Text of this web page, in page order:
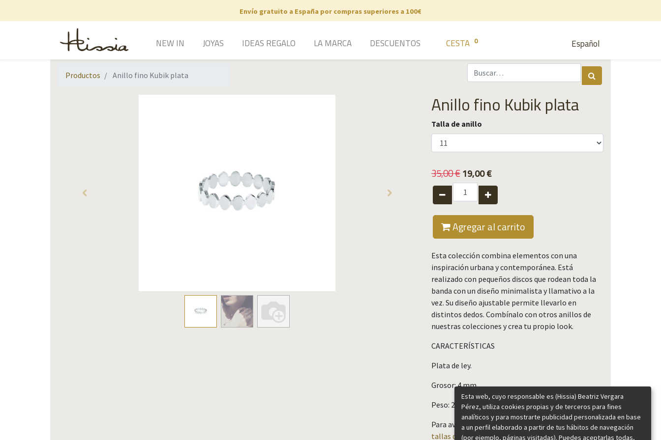
Envío gratuito a España por compras superiores a 100€
Español
NEW IN JOYAS IDEAS REGALO LA MARCA DESCUENTOS CESTA 0
Productos Anillo fino Kubik plata
Anillo fino Kubik plata
Talla de anillo
35,00€19,00€
Agregar al carrito
Esta colección combina elementos con una
inspiración urbana y contemporánea. Está
realizado con pequeños discos que rodean toda la
banda con un diseño minimalista y llamativo a la
vez. Su diseño ajustable permite llevarlo en
distintos dedos. Combínalo con otros anillos de
nuestras colecciones y crea tu propio look.
CARACTERÍSTICAS
Plata de ley.
Grosor: 4 mm.
Peso: 2 gramos.
Para averiguar tu talla, consulta nuestra guía de
tallas de anillos.
Esta web, cuyo responsable es (Hissia) Beatriz Vergara
Pérez, utiliza cookies propias y de terceros para fines
analíticos y para mostrarte publicidad personalizada en base
a un perfil elaborado a partir de tus hábitos de navegación
(por ejemplo, páginas visitadas). Puedes aceptarlas todas,